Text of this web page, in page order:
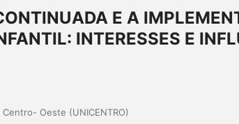
E A
INTERESSES E
Oeste (UNICENTRO)